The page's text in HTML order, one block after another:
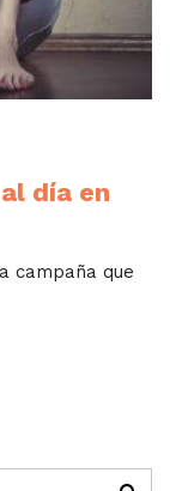
día en
campaña que